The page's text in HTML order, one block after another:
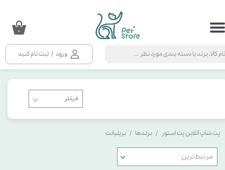
ورود / ثبت نام کنید
حساب کاربری من
سفارشات
۰
پت شاپ آنلاین پت استور برندها بریلیانت
مرتبط‌ترین